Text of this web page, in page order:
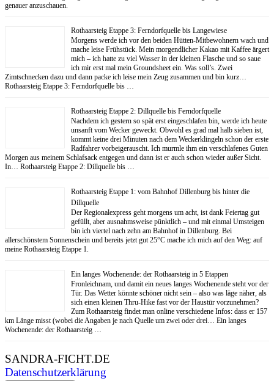
genauer anzuschauen.
Rothaarsteig Etappe 3: Ferndorfquelle bis Langewiese
Morgens werde ich vor den beiden Hütten-Mitbewohnern wach und
mache leise Frühstück. Mein morgendlicher Kakao mit Kaffee ärgert
mich – ich hatte zu viel Wasser in der kleinen Flasche und so saue
ich mir erst mal mein Groundsheet ein. Was soll’s. Zwei
Zimtschnecken dazu und dann packe ich leise mein Zeug zusammen und bin kurz…
Rothaarsteig Etappe 3: Ferndorfquelle bis …
Rothaarsteig Etappe 2: Dillquelle bis Ferndorfquelle
Nachdem ich gestern so spät erst eingeschlafen bin, werde ich heute
unsanft vom Wecker geweckt. Obwohl es grad mal halb sieben ist,
kommt keine drei Minuten nach dem Weckerklingeln schon der erste
Radfahrer vorbeigerauscht. Ich murmle ihm ein verschlafenes Guten
Morgen aus meinem Schlafsack entgegen und dann ist er auch schon wieder außer Sicht.
In… Rothaarsteig Etappe 2: Dillquelle bis …
Rothaarsteig Etappe 1: vom Bahnhof Dillenburg bis hinter die
Dillquelle
Der Regionalexpress geht morgens um acht, ist dank Feiertag gut
gefüllt, aber ausnahmsweise pünktlich – und mit einmal Umsteigen
bin ich viertel nach zehn am Bahnhof in Dillenburg. Bei
allerschönstem Sonnenschein und bereits jetzt gut 25°C mache ich mich auf den Weg: auf
meine Rothaarsteig Etappe 1.
Ein langes Wochenende: der Rothaarsteig in 5 Etappen
Fronleichnam, und damit ein neues langes Wochenende steht vor der
Tür. Das Wetter könnte schöner nicht sein – also was läge näher, als
sich einen kleinen Thru-Hike fast vor der Haustür vorzunehmen?
Zum Rothaarsteig findet man online verschiedene Infos: dass er 157
km Länge misst (wobei die Angaben je nach Quelle um zwei oder drei… Ein langes
Wochenende: der Rothaarsteig …
SANDRA-FICHT.DE
Datenschutzerklärung